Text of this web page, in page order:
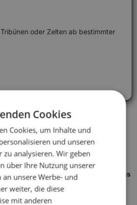
oder Zelten ab bestimmter
eine Genehmigung
sollte die Genehmigung
mindestens
vor dem geplanten Termin beantragt
mit Straßensperrung,
Cookies
Cookies, um Inhalte und
und unseren
zu analysieren. Wir geben
über Ihre Nutzung unserer
an unsere Werbe- und
weiter, die diese
mit anderen